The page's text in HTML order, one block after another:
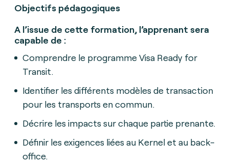
Objectifs pédagogiques
A l’issue de cette formation, l’apprenant sera
capable de :
Comprendre le programme Visa Ready for
Transit.
Identifier les différents modèles de transaction
pour les transports en commun.
Décrire les impacts sur chaque partie prenante.
Définir les exigences liées au Kernel et au back-
office.